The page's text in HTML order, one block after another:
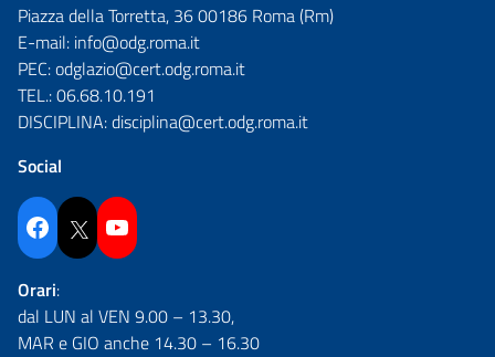
Piazza della Torretta, 36 00186 Roma (Rm)
E-mail: info@odg.roma.it
PEC:odglazio@cert.odg.roma.it
TEL.:06.68.10.191
DISCIPLINA:disciplina@cert.odg.roma.it
Social
Facebook Twitter YouTube
Orari:
dal LUN al VEN 9.00 – 13.30,
MAR e GIO anche 14.30 – 16.30